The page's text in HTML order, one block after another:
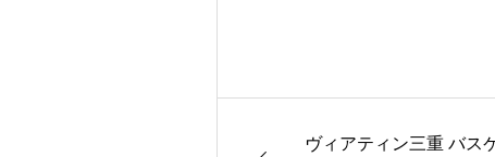
ヴィアティン三重 バス